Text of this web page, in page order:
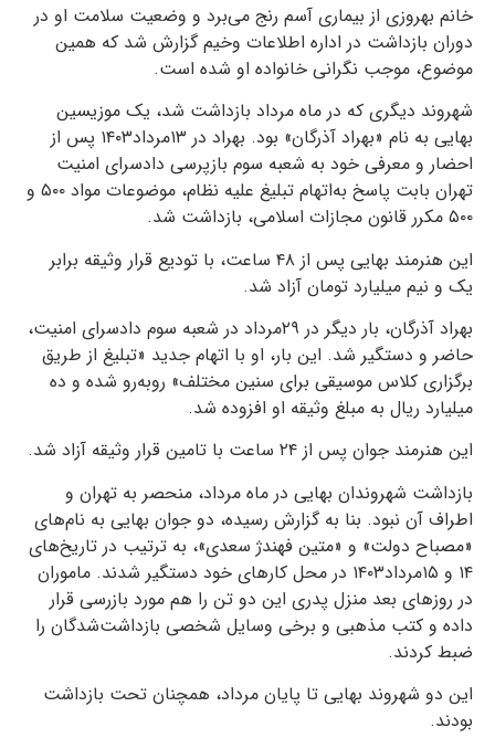
خانم بهروزی از بیماری آسم رنج می‌برد و وضعیت سلامت او در
دوران بازداشت در اداره اطلاعات وخیم گزارش شد که همین
موضوع، موجب نگرانی خانواده او شده است.
شهروند دیگری که در ماه مرداد بازداشت شد، یک موزیسین
بهایی به نام «بهراد آذرگان» بود. بهراد در ۱۳مرداد۱۴۰۳ پس از
احضار و معرفی خود به شعبه سوم بازپرسی دادسرای امنیت
تهران بابت پاسخ به‌اتهام تبلیغ علیه نظام، موضوعات مواد ۵۰۰ و
۵۰۰ مکرر قانون مجازات اسلامی، بازداشت شد.
این هنرمند بهایی پس از ۴۸ ساعت، با تودیع قرار وثیقه برابر
یک و نیم میلیارد تومان آزاد شد.
بهراد آذرگان، بار دیگر در ۲۹مرداد در شعبه سوم دادسرای امنیت،
حاضر و دستگیر شد. این بار، او با اتهام جدید «تبلیغ از طریق
برگزاری کلاس موسیقی برای سنین مختلف» روبه‌رو شده و ده
میلیارد ریال به مبلغ وثیقه او افزوده شد.
این هنرمند جوان پس از ۲۴ ساعت با تامین قرار وثیقه آزاد شد.
بازداشت شهروندان بهایی در ماه مرداد، منحصر به تهران و
اطراف آن نبود. بنا به گزارش رسیده، دو جوان بهایی به نام‌های
«مصباح دولت» و «متین فهندژ سعدی»، به ترتیب در تاریخ‌های
۱۴ و ۱۵مرداد۱۴۰۳ در محل کارهای خود دستگیر شدند. ماموران
در روزهای بعد منزل پدری این دو تن را هم مورد بازرسی قرار
داده و کتب مذهبی و برخی وسایل شخصی بازداشت‌شدگان را
ضبط کردند.
این دو شهروند بهایی تا پایان مرداد، همچنان تحت بازداشت
بودند.